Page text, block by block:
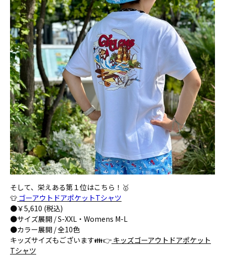
そして、栄えある第１位はこちら！🥇
👕 ゴーアウトドアポケットTシャツ
●￥5,610 (税込)
●サイズ展開 / S-XXL・Womens M-L
●カラー展開 / 全10色
キッズサイズもございます👪👉 キッズゴーアウトドアポケット
Tシャツ